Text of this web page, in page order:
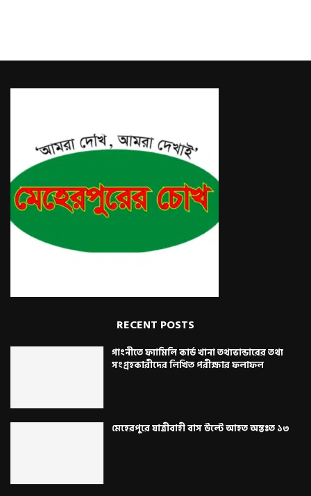
RECENT POSTS
গাংনীতে ফ্যামিলি কার্ড খানা তথ্যভান্ডারের তথ্য
সংগ্রহকারীদের লিখিত পরীক্ষার ফলাফল
মেহেরপুরে যাত্রীবাহী বাস উল্টে আহত অন্তঃত ১৩